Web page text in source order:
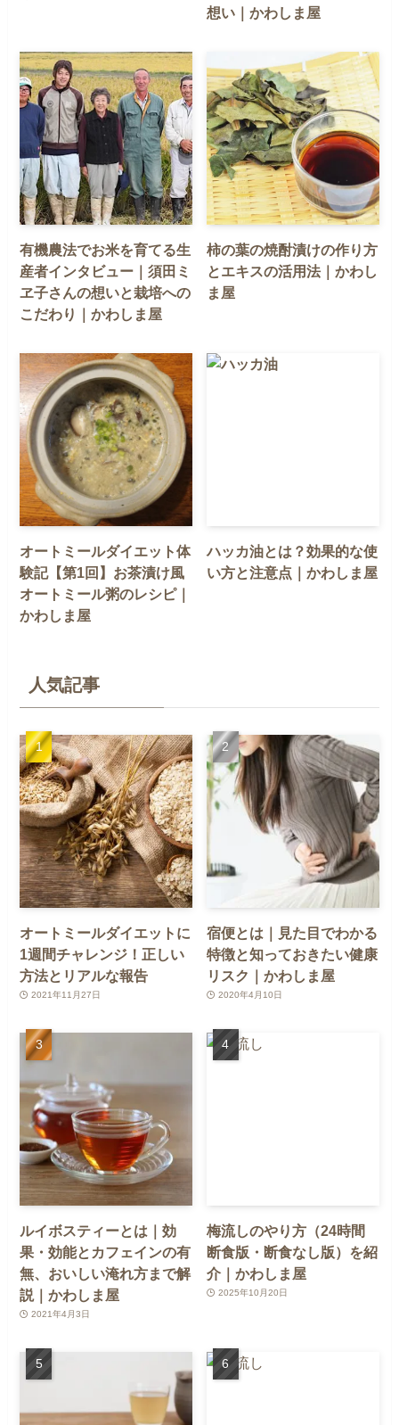
想い｜かわしま屋
有機農法でお米を育てる生
産者インタビュー｜須田ミ
ヱ子さんの想いと栽培への
こだわり｜かわしま屋
柿の葉の焼酎漬けの作り方
とエキスの活用法｜かわし
ま屋
オートミールダイエット体
験記【第1回】お茶漬け風
オートミール粥のレシピ｜
かわしま屋
ハッカ油とは？効果的な使
い方と注意点｜かわしま屋
人気記事
オートミールダイエットに
1週間チャレンジ！正しい
方法とリアルな報告
2021年11月27日
宿便とは｜見た目でわかる
特徴と知っておきたい健康
リスク｜かわしま屋
2020年4月10日
ルイボスティーとは｜効
果・効能とカフェインの有
無、おいしい淹れ方まで解
説｜かわしま屋
2021年4月3日
梅流しのやり方（24時間
断食版・断食なし版）を紹
介｜かわしま屋
2025年10月20日